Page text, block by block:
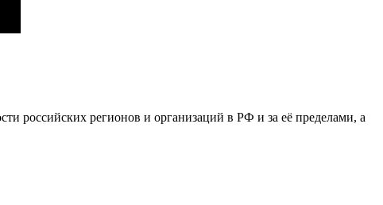
регионов и организаций в РФ и за её пределами, а